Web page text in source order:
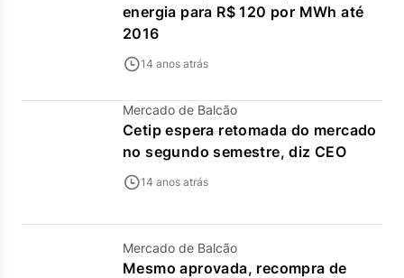
energia para R$ 120 por MWh até
2016
14 anos atrás
Mercado de Balcão
Cetip espera retomada do mercado
no segundo semestre, diz CEO
14 anos atrás
Mercado de Balcão
Mesmo aprovada, recompra de